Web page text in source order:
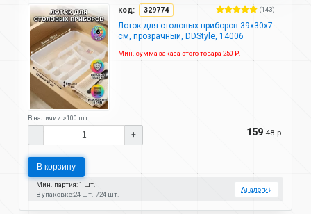
код: 329774 (143)
Лоток для столовых приборов 39х30х7
см, прозрачный, DDStyle, 14006
Мин. сумма заказа этого товара 250 ₽.
В наличии >100 шт.
- + 159 .48 р.
В корзину
Мин. партия: 1 шт.
В упаковке:24 шт. 24 шт.
Аналоги↓